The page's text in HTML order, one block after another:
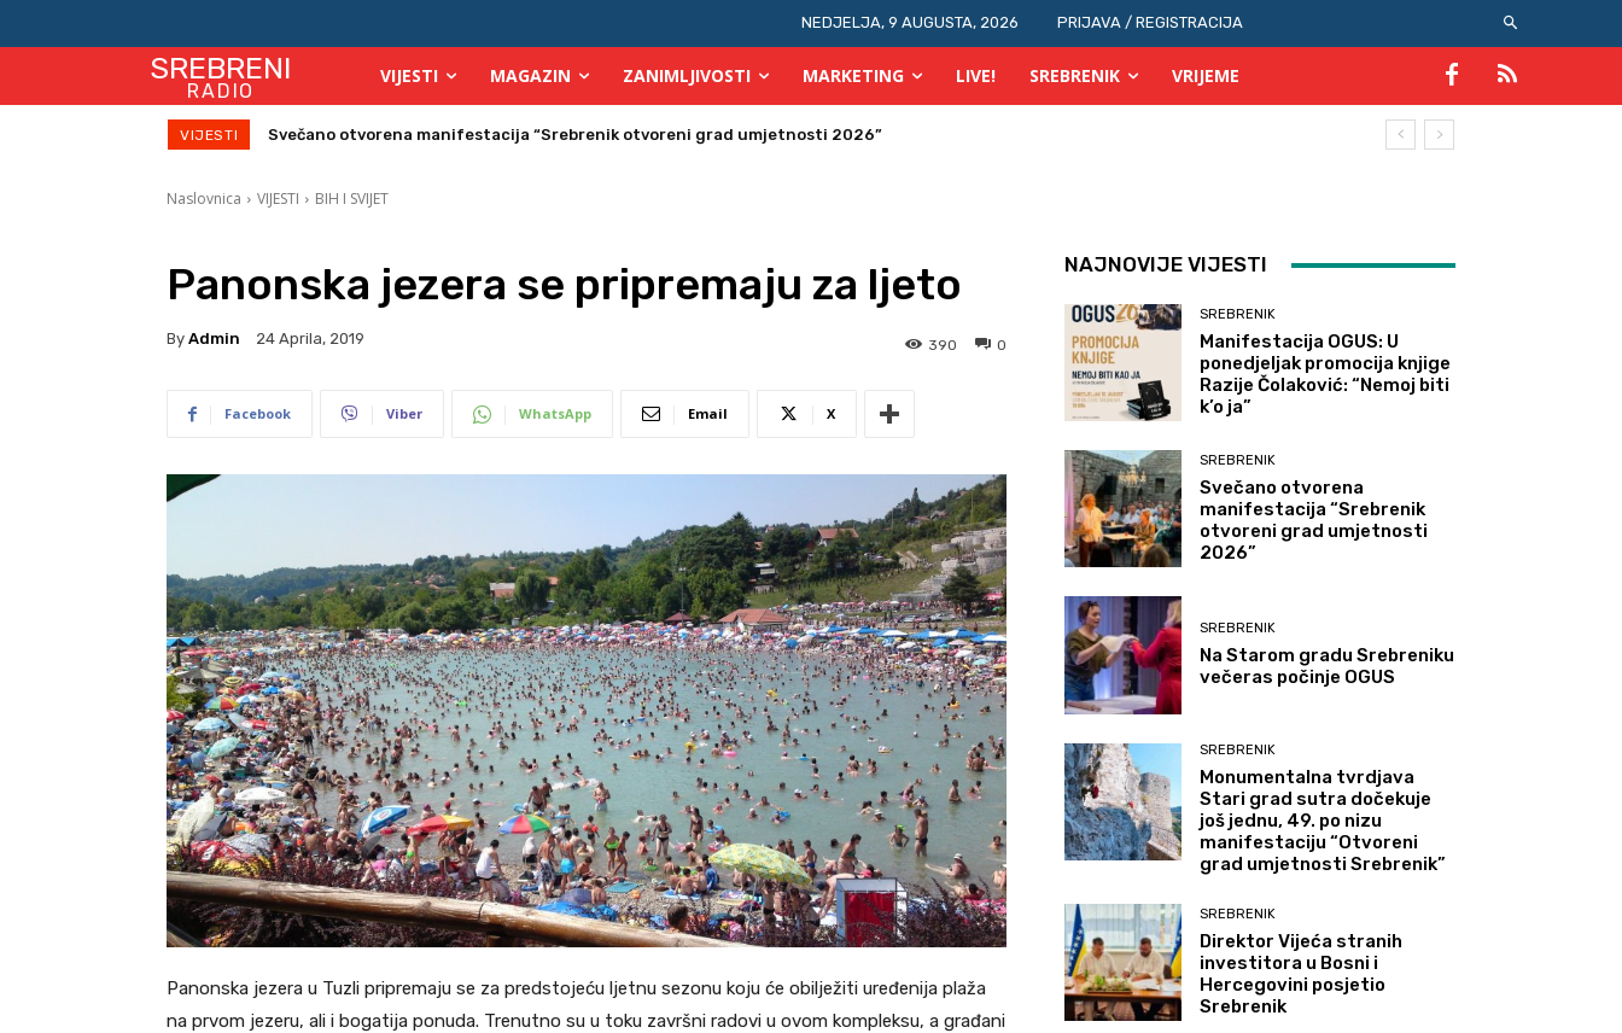
NEDJELJA, 9 AUGUSTA, 2026 PRIJAVA / REGISTRACIJA
SREBRENI
RADIO
VIJESTI MAGAZIN ZANIMLJIVOSTI MARKETING LIVE! SREBRENIK VRIJEME
VIJESTI Na Starom gradu Srebreniku večeras počinje OGUS
Naslovnica VIJESTI BIH I SVIJET
Panonska jezera se pripremaju za ljeto
By Admin 24 Aprila, 2019 0
390
Facebook Viber WhatsApp Email X
Panonska jezera u Tuzli pripremaju se za predstojeću ljetnu sezonu koju će obilježiti uređenija plaža
na prvom jezeru, ali i bogatija ponuda. Trenutno su u toku završni radovi u ovom kompleksu, a građani
NAJNOVIJE VIJESTI
SREBRENIK
Manifestacija OGUS: U
ponedjeljak promocija knjige
Razije Čolaković: “Nemoj biti
k’o ja”
SREBRENIK
Svečano otvorena
manifestacija “Srebrenik
otvoreni grad umjetnosti
2026”
SREBRENIK
Na Starom gradu Srebreniku
večeras počinje OGUS
SREBRENIK
Monumentalna tvrdjava
Stari grad sutra dočekuje
još jednu, 49. po nizu
manifestaciju “Otvoreni
grad umjetnosti Srebrenik”
SREBRENIK
Direktor Vijeća stranih
investitora u Bosni i
Hercegovini posjetio
Srebrenik